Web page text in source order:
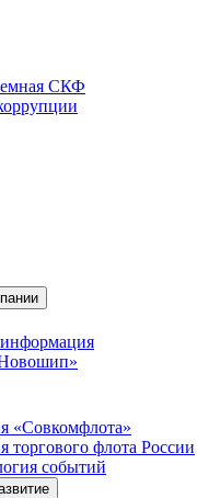
СКФ
«Совкомфлота»
торгового флота России
событий